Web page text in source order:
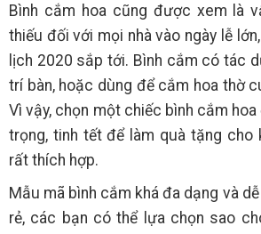
Bình cắm hoa cũng được xem là
thiếu đối với mọi nhà vào ngày lễ
lịch 2020 sắp tới. Bình cắm có tác
trí bàn, hoặc dùng để cắm hoa thờ
Vì vậy, chọn một chiếc bình cắm
trọng, tinh tết để làm quà tặng cho
rất thích hợp.
Mẫu mã bình cắm khá đa dạng và
rẻ, các bạn có thể lựa chọn sao